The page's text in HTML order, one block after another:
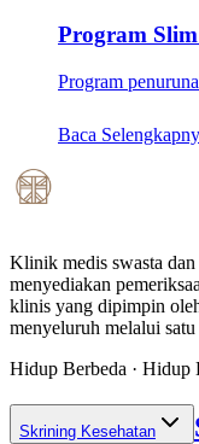
Program
Program
Baca
Klinik medis swasta
menyediakan
klinis yang dipimpin
menyeluruh melalui
Hidup Berbeda · Hidup
Skrining Kesehatan